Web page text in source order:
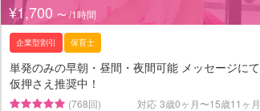
¥1,700 〜 /1時間
企業型割引 保育士
単発のみの早朝・昼間・夜間可能 メッセージにて
仮押さえ推奨中！
(768回) 対応 3歳0ヶ月〜15歳11ヶ月